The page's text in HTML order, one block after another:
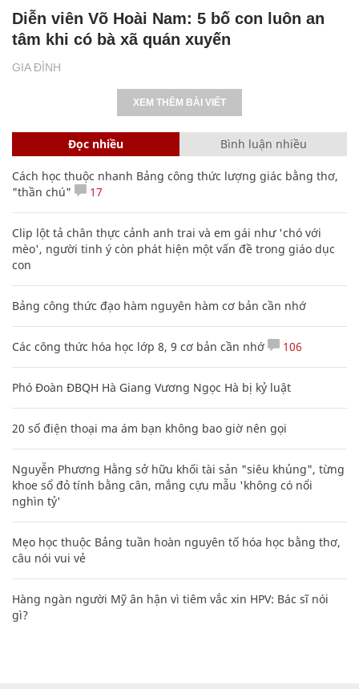
GIA ĐÌNH
Diễn viên Võ Hoài Nam: 5 bố con luôn an
tâm khi có bà xã quán xuyến
XEM THÊM BÀI VIẾT
Đọc nhiều Bình luận nhiều
Cách học thuộc nhanh Bảng công thức lượng giác bằng thơ,
"thần chú"
17
Clip lột tả chân thực cảnh anh trai và em gái như 'chó với
mèo', người tinh ý còn phát hiện một vấn đề trong giáo dục
con
Bảng công thức đạo hàm nguyên hàm cơ bản cần nhớ
Các công thức hóa học lớp 8, 9 cơ bản cần nhớ 106
Phó Đoàn ĐBQH Hà Giang Vương Ngọc Hà bị kỷ luật
20 số điện thoại ma ám bạn không bao giờ nên gọi
Nguyễn Phương Hằng sở hữu khối tài sản "siêu khủng", từng
khoe sổ đỏ tính bằng cân, mắng cựu mẫu 'không có nổi
nghìn tỷ'
Mẹo học thuộc Bảng tuần hoàn nguyên tố hóa học bằng thơ,
câu nói vui vẻ
Hàng ngàn người Mỹ ân hận vì tiêm vắc xin HPV: Bác sĩ nói
gì?